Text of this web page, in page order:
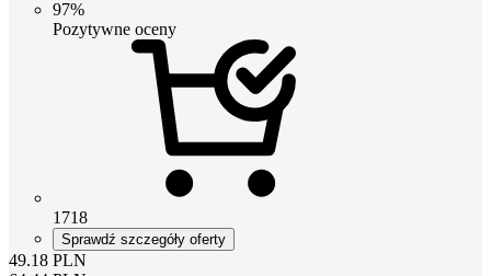
97%
Pozytywne oceny
1718
Sprawdź szczegóły oferty
49.18 PLN